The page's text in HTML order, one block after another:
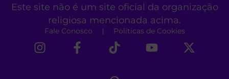
Este site não é um site oficial da organização
religiosa mencionada acima.
Fale Conosco Políticas de Cookies